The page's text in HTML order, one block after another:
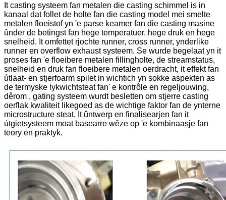
It casting systeem fan metalen die casting schimmel is in
kanaal dat follet de holte fan die casting model mei smelte
metalen floeistof yn 'e parse keamer fan die casting masine
ûnder de betingst fan hege temperatuer, hege druk en hege
snelheid. It omfettet rjochte runner, cross runner, ynderlike
runner en overflow exhaust systeem. Se wurde begelaat yn it
proses fan 'e floeibere metalen fillingholte, de streamstatus,
snelheid en druk fan floeibere metalen oerdracht, it effekt fan
útlaat- en stjerfoarm spilet in wichtich yn sokke aspekten as
de termyske lykwichtsteat fan' e kontrôle en regeljouwing,
dêrom , gating systeem wurdt besletten om stjerre casting
oerflak kwaliteit likegoed as de wichtige faktor fan de ynterne
microstructure steat. It ûntwerp en finalisearjen fan it
útgietsysteem moat basearre wêze op 'e kombinaasje fan
teory en praktyk.